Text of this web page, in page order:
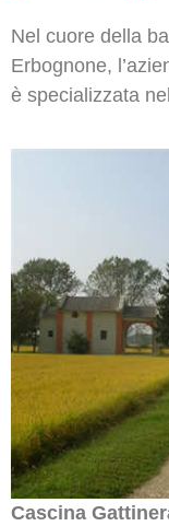
Nel cuore della
Erbognone,
è specializzata
Cascina